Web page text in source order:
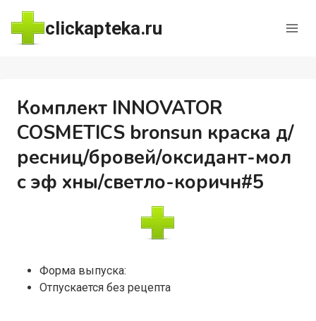
Перейти
содержимому
clickapteka.ru
Комплект INNOVATOR
COSMETICS bronsun краска д/
ресниц/бровей/оксидант-мол
с эф хны/светло-коричн#5
Форма выпуска:
Отпускается без рецепта